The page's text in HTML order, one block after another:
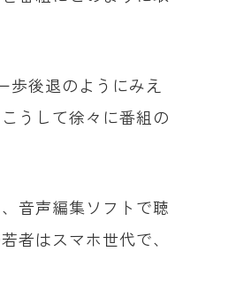
歩後退のようにみえ
うして徐々に番組の
音声編集ソフトで聴
者はスマホ世代で、